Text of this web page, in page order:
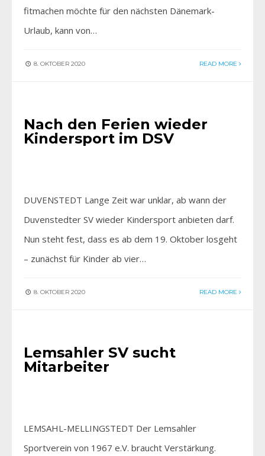
fitmachen möchte für den nächsten Dänemark-
Urlaub, kann von…
8. OKTOBER 2020 READ MORE
Nach den Ferien wieder
Kindersport im DSV
DUVENSTEDT Lange Zeit war unklar, ab wann der
Duvenstedter SV wieder Kindersport anbieten darf.
Nun steht fest, dass es ab dem 19. Oktober losgeht
– zunächst für Kinder ab vier…
8. OKTOBER 2020 READ MORE
Lemsahler SV sucht
Mitarbeiter
LEMSAHL-MELLINGSTEDT Der Lemsahler
Sportverein von 1967 e.V. braucht Verstärkung.